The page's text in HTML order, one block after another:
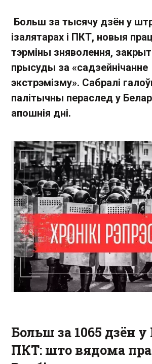
Больш за тысячу дзён у
ізалятарах і ПКТ, новыя
тэрміны зняволення,
прысуды за «садзейнічанне
экстрэмізму». Сабралі
палітычны пераслед у
апошнія дні.
Больш за 1065 дзён у
ПКТ: што вядома пра